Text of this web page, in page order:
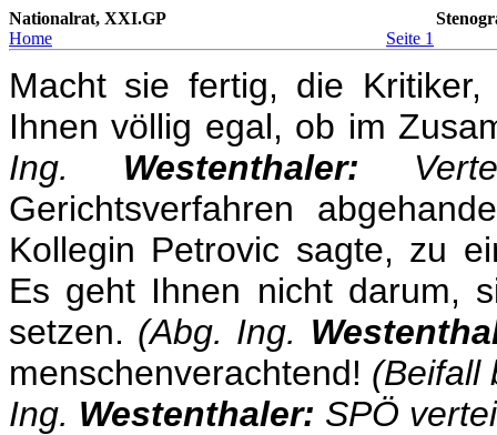
Nationalrat, XXI.GP
Home
Seite 1
Macht sie fertig, die
Ihnen völlig egal, ob im
Ing. Westenthaler:
Gerichtsverfahren
Kollegin Petrovic sagte, zu
Es geht Ihnen nicht darum,
setzen. (Abg. Ing.
menschenverachtend! (Beifall
Ing. Westenthaler: SPÖ